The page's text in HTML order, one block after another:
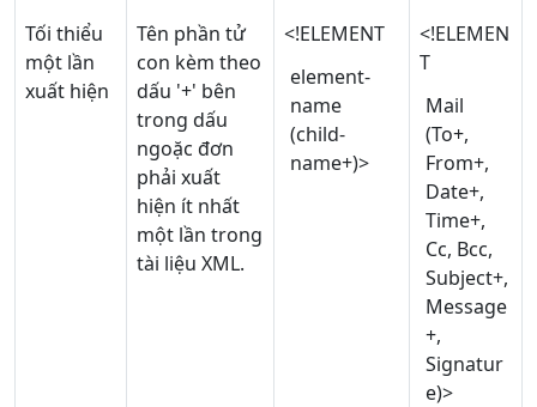
Tối thiểu
một lần
xuất hiện
Tên phần tử
con kèm theo
dấu '+' bên
trong dấu
ngoặc đơn
phải xuất
hiện ít nhất
một lần trong
tài liệu XML.
<!ELEMENT
element-
name
(child-
name+)>
<!ELEMEN
T
Mail
(To+,
From+,
Date+,
Time+,
Cc, Bcc,
Subject+,
Message
+,
Signatur
e)>